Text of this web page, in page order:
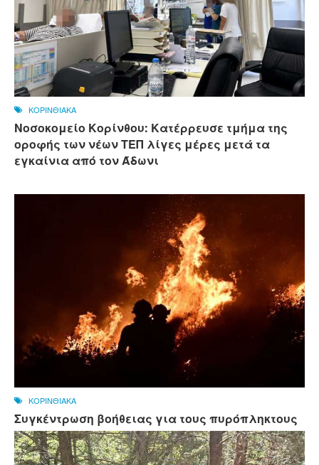
ΚΟΡΙΝΘΙΑΚΑ
Νοσοκομείο Κορίνθου: Κατέρρευσε τμήμα της
οροφής των νέων ΤΕΠ λίγες μέρες μετά τα
εγκαίνια από τον Άδωνι
ΚΟΡΙΝΘΙΑΚΑ
Συγκέντρωση βοήθειας για τους πυρόπληκτους